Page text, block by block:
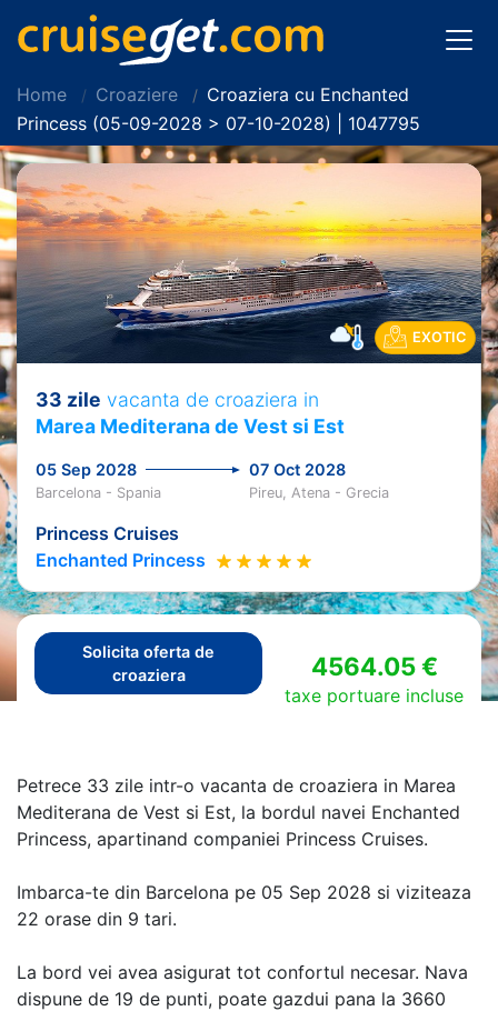
Home Croaziere
Croaziera cu Enchanted
Princess (05-09-2028 > 07-10-2028) | 1047795
EXOTIC
33 zile vacanta de croaziera in
Marea Mediterana de Vest si Est
05 Sep 2028 07 Oct 2028
Barcelona - Spania Pireu, Atena - Grecia
Princess Cruises
Enchanted Princess
Solicita oferta de
croaziera
4564.05 €
taxe portuare incluse
Petrece 33 zile intr-o vacanta de croaziera in Marea
Mediterana de Vest si Est, la bordul navei Enchanted
Princess, apartinand companiei Princess Cruises.
Imbarca-te din Barcelona pe 05 Sep 2028 si viziteaza
22 orase din 9 tari.
La bord vei avea asigurat tot confortul necesar. Nava
dispune de 19 de punti, poate gazdui pana la 3660